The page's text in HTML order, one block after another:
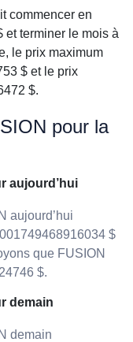
commencer en
et terminer le mois à
le prix maximum
$ et le prix
$.
pour la
aujourd’hui
aujourd’hui
$
que FUSION
$.
demain
demain